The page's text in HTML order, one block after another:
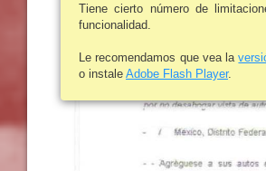
Tiene cierto número de
funcionalidad.
Le recomendamos que vea la
o instale Adobe Flash Player.